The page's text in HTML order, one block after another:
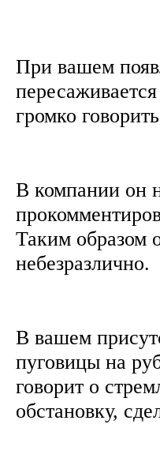
При вашем
громко
В компании он
Таким образом
небезразлично.
В вашем
пуговицы на
говорит о
обстановку,